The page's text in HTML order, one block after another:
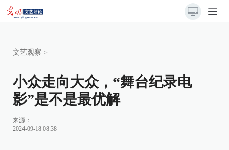
文艺观察 >
小众走向大众，“舞台纪录电
影”是不是最优解
来源：
2024-09-18 08:38